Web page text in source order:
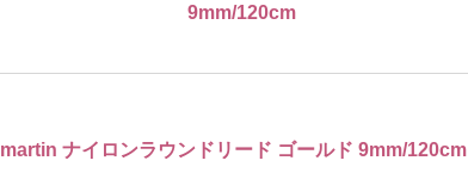
9mm/120cm
martin ナイロンラウンドリード ゴールド 9mm/120cm